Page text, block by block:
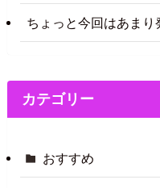
ちょっと今回はあま
カテゴリー
おすすめ